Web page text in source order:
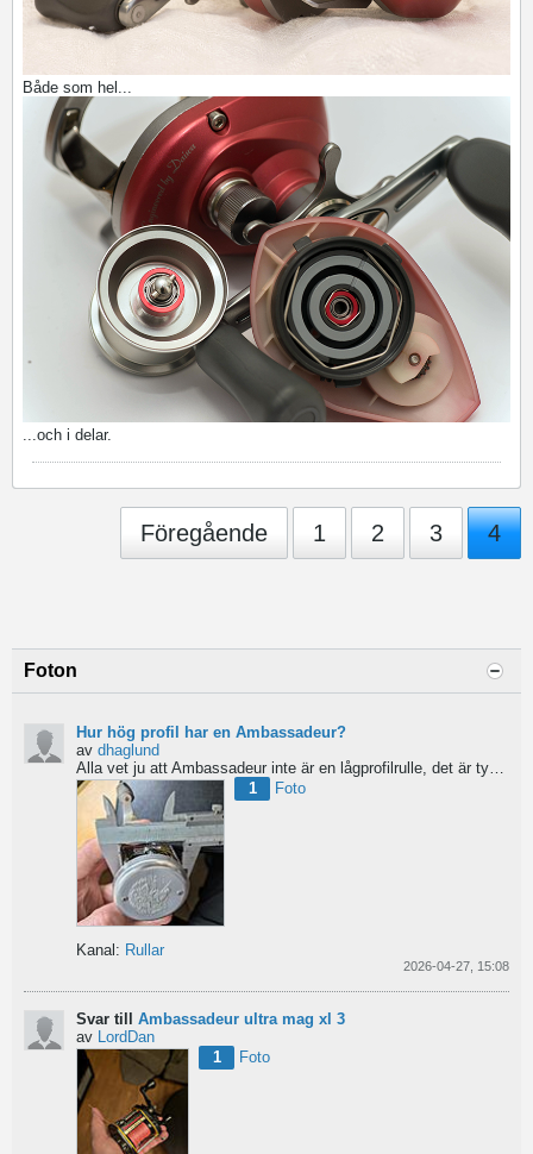
Både som hel...
...och i delar.
Föregående 1 2 3 4
Foton
Hur hög profil har en Ambassadeur?
av dhaglund
1
Foto
Kanal: Rullar
2026-04-27, 15:08
Svar till Ambassadeur ultra mag xl 3
av LordDan
1
Foto